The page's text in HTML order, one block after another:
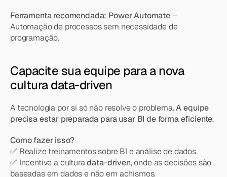
Ferramenta recomendada: Power Automate –
Automação de processos sem necessidade de
programação.
Capacite sua equipe para a nova
cultura data-driven
A tecnologia por si só não resolve o problema. A equipe
precisa estar preparada para usar BI de forma eficiente.
Como fazer isso?
✅ Realize treinamentos sobre BI e análise de dados.
✅ Incentive a cultura data-driven, onde as decisões são
baseadas em dados e não em achismos.